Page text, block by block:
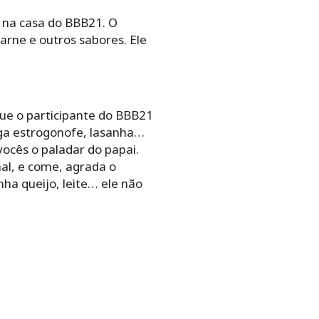
casa do BBB21. O
e outros sabores. Ele
o participante do BBB21
estrogonofe, lasanha…
o paladar do papai.
e come, agrada o
queijo, leite… ele não